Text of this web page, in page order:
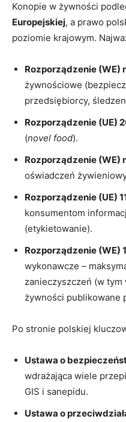
Konopie w żywności
Europejskiej, a prawo
poziomie krajowym.
Rozporządzenie (WE)
żywnościowe
przedsiębiorcy,
Rozporządzenie (UE)
(novel food).
Rozporządzenie (WE)
oświadczeń
Rozporządzenie (UE)
konsumentom
(etykietowanie).
Rozporządzenie (WE)
wykonawcze –
zanieczyszczeń (w
żywności publikowane
Po stronie polskiej
Ustawa o
wdrażająca wiele
GIS i sanepidu.
Ustawa o